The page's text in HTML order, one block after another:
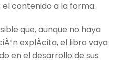
contenido a la forma.
que, aunque no haya
explÃ­cita, el libro vaya
en el desarrollo de sus